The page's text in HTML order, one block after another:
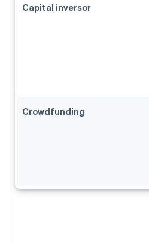
Capital inversor
Crowdfunding